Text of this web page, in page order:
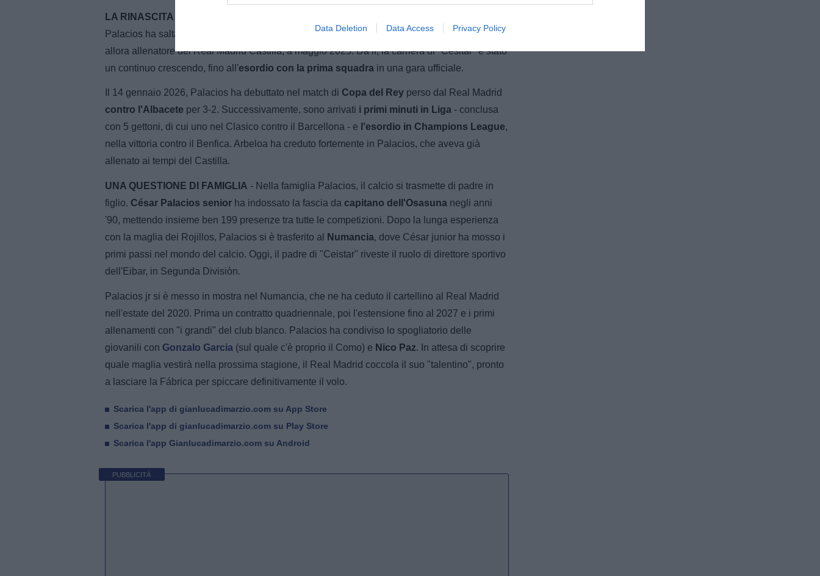
Data Deletion Data Access Privacy Policy
LA RINASCITA
Palacios ha saltato larga parte della stagione 2024/25, tornando a disposizione di Raul,
allora allenatore del Real Madrid Castilla, a maggio 2025. Da lì, la carriera di "Cesitar" è stato
un continuo crescendo, fino all'esordio con la prima squadra in una gara ufficiale.
Il 14 gennaio 2026, Palacios ha debuttato nel match di Copa del Rey perso dal Real Madrid
contro l'Albacete per 3-2. Successivamente, sono arrivati i primi minuti in Liga - conclusa
con 5 gettoni, di cui uno nel Clasico contro il Barcellona - e l'esordio in Champions League,
nella vittoria contro il Benfica. Arbeloa ha creduto fortemente in Palacios, che aveva già
allenato ai tempi del Castilla.
UNA QUESTIONE DI FAMIGLIA - Nella famiglia Palacios, il calcio si trasmette di padre in
figlio. César Palacios senior ha indossato la fascia da capitano dell'Osasuna negli anni
'90, mettendo insieme ben 199 presenze tra tutte le competizioni. Dopo la lunga esperienza
con la maglia dei Rojillos, Palacios si è trasferito al
Numancia, dove César junior ha mosso i
primi passi nel mondo del calcio. Oggi, il padre di "Ceistar" riveste il ruolo di direttore sportivo
dell'Eibar, in Segunda Divisiòn.
Palacios jr si è messo in mostra nel Numancia, che ne ha ceduto il cartellino al Real Madrid
nell'estate del 2020. Prima un contratto quadriennale, poi l'estensione fino al 2027 e i primi
allenamenti con "i grandi" del club blanco. Palacios ha condiviso lo spogliatorio delle
giovanili con Gonzalo Garcia (sul quale c'è proprio il Como) e Nico Paz. In attesa di scoprire
quale maglia vestirà nella prossima stagione, il Real Madrid coccola il suo "talentino", pronto
a lasciare la Fábrica per spiccare definitivamente il volo.
Scarica l'app di gianlucadimarzio.com su App Store
Scarica l'app di gianlucadimarzio.com su Play Store
Scarica l'app Gianlucadimarzio.com su Android
PUBBLICITÀ